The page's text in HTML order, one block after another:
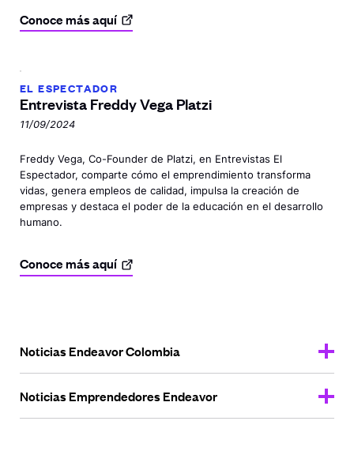
Conoce másaquí
EL ESPECTADOR
Entrevista FreddyVega Platzi
11/09/2024
Freddy Vega, Co-Founder de Platzi, en Entrevistas El
Espectador, comparte cómo el emprendimiento transforma
vidas, genera empleos de calidad, impulsa la creación de
empresas y destaca el poder de la educación en el desarrollo
humano.
Conoce másaquí
Noticias Endeavor Colombia
Noticias Emprendedores Endeavor